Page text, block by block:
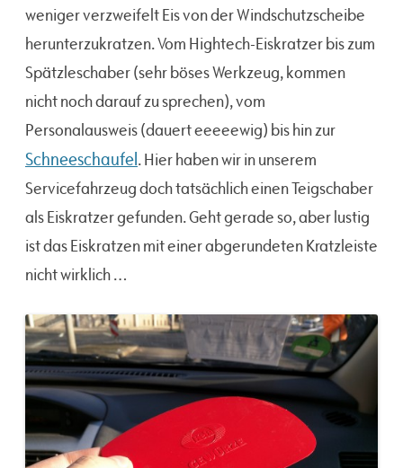
weniger verzweifelt Eis von der Windschutzscheibe
herunterzukratzen. Vom Hightech-Eiskratzer bis zum
Spätzleschaber (sehr böses Werkzeug, kommen
nicht noch darauf zu sprechen), vom
Personalausweis (dauert eeeeewig) bis hin zur
Schneeschaufel. Hier haben wir in unserem
Servicefahrzeug doch tatsächlich einen Teigschaber
als Eiskratzer gefunden. Geht gerade so, aber lustig
ist das Eiskratzen mit einer abgerundeten Kratzleiste
nicht wirklich …